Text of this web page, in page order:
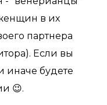
в их
партнера
Если вы
иначе будете
😉.